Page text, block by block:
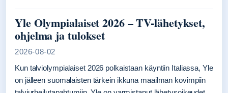
Yle Olympialaiset 2026 – TV-lähetykset,
ohjelma ja tulokset
2026-08-02
Kun talviolympialaiset 2026 polkaistaan käyntiin Italiassa, Yle
on jälleen suomalaisten tärkein ikkuna maailman kovimpiin